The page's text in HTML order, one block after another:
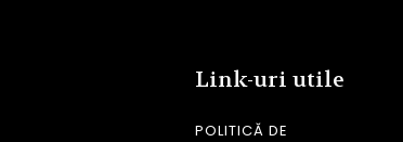
Link-uri utile
POLITICĂ DE